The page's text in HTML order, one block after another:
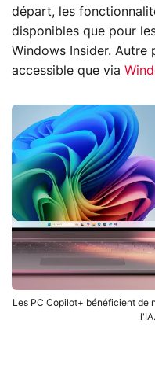
départ, les
disponibles que pour
Windows Insider.
accessible que via
Les PC Copilot+ bénéficient de